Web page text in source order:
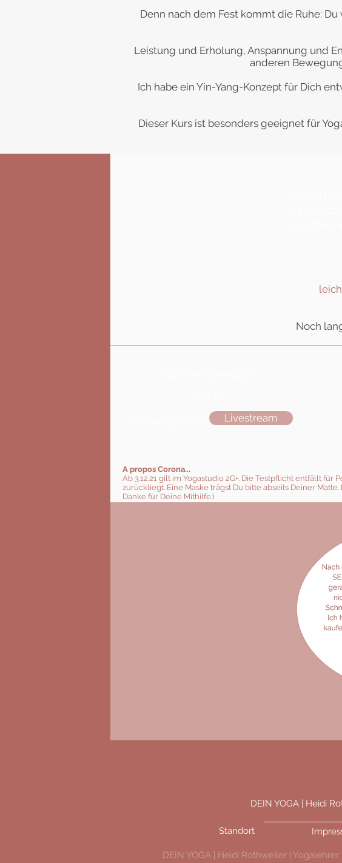
Denn nach dem Fest kommt die Ruhe:
Leistung und Erholung, Anspannung und
anderen
Ich habe ein Yin-Yang-Konzept für Dich
Dieser Kurs ist besonders geeignet für
Noch
A propos Corona...
Ab 3.12.21 gilt im Yogastudio 2G+. Die Testpflicht entfällt
zurückliegt. Eine Maske trägst Du bitte abseits Deiner
Danke für Deine Mithilfe:)
Livestream
DEIN YOGA | Heidi
Standort
DEIN YOGA | Heidi Rothweiler |